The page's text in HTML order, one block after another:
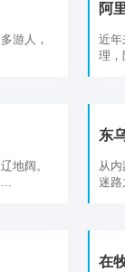
游人，
阿
近年
理，
地阔。
东
从
迷路
在